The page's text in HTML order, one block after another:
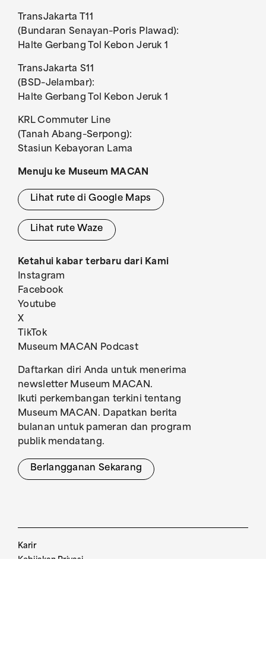
TransJakarta T11
(Bundaran Senayan–Poris Plawad):
Halte Gerbang Tol Kebon Jeruk 1
TransJakarta S11
(BSD–Jelambar):
Halte Gerbang Tol Kebon Jeruk 1
KRL Commuter Line
(Tanah Abang–Serpong):
Stasiun Kebayoran Lama
Menuju ke Museum MACAN
Lihat rute di Google Maps
Lihat rute Waze
Ketahui kabar terbaru dari Kami
Instagram
Facebook
Youtube
X
TikTok
Museum MACAN Podcast
Daftarkan diri Anda untuk menerima
newsletter Museum MACAN.
Ikuti perkembangan terkini tentang
Museum MACAN. Dapatkan berita
bulanan untuk pameran dan program
publik mendatang.
Berlangganan Sekarang
Karir
Kebijakan Privasi